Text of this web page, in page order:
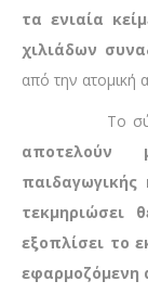
τα ενιαία
χιλιάδων
από την ατομική
Το σύνολο
αποτελούν
παιδαγωγικής
τεκμηριώσει
εξοπλίσει το
εφαρμοζόμενη